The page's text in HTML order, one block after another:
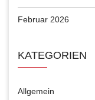
Februar 2026
KATEGORIEN
Allgemein